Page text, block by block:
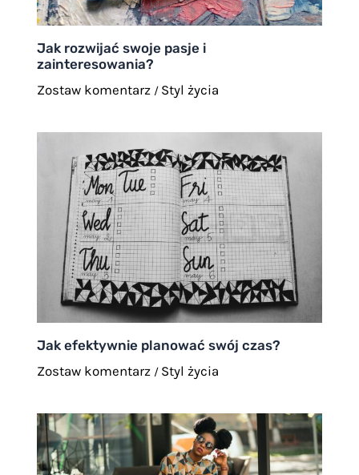
Jak rozwijać swoje pasje i
zainteresowania?
Zostaw komentarz / Styl życia
Jak efektywnie planować swój czas?
Zostaw komentarz / Styl życia